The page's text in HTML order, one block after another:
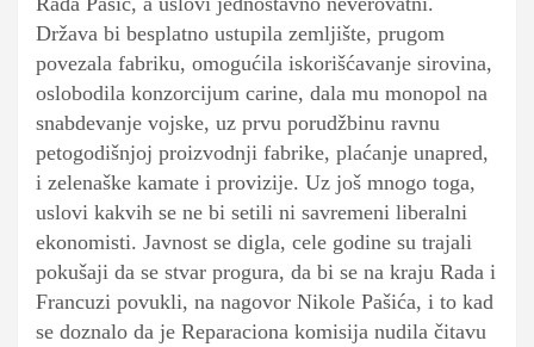
Država bi besplatno ustupila zemljište, prugom
povezala fabriku, omogućila iskorišćavanje sirovina,
oslobodila konzorcijum carine, dala mu monopol na
snabdevanje vojske, uz prvu porudžbinu ravnu
petogodišnjoj proizvodnji fabrike, plaćanje unapred,
i zelenaške kamate i provizije. Uz još mnogo toga,
uslovi kakvih se ne bi setili ni savremeni liberalni
ekonomisti. Javnost se digla, cele godine su trajali
pokušaji da se stvar progura, da bi se na kraju Rada i
Francuzi povukli, na nagovor Nikole Pašića, i to kad
se doznalo da je Reparaciona komisija nudila čitavu